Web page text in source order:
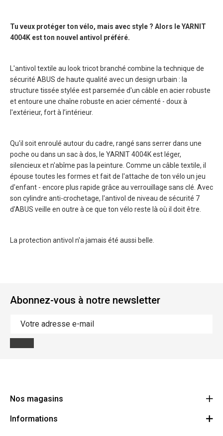
Tu veux protéger ton vélo, mais avec style ? Alors le YARNIT
4004K est ton nouvel antivol préféré.
L'antivol textile au look tricot branché combine la technique de
sécurité ABUS de haute qualité avec un design urbain : la
structure tissée stylée est parsemée d'un câble en acier robuste
et entoure une chaîne robuste en acier cémenté - doux à
l'extérieur, fort à l’intérieur.
Qu'il soit enroulé autour du cadre, rangé sans serrer dans une
poche ou dans un sac à dos, le YARNIT 4004K est léger,
silencieux et n'abîme pas la peinture. Comme un câble textile, il
épouse toutes les formes et fait de l'attache de ton vélo un jeu
d'enfant - encore plus rapide grâce au verrouillage sans clé. Avec
son cylindre anti-crochetage, l'antivol de niveau de sécurité 7
d'ABUS veille en outre à ce que ton vélo reste là où il doit être.
La protection antivol n'a jamais été aussi belle.
Abonnez-vous à notre newsletter
Nos magasins
Cycles Arnold Kontz Gare / Bonnevoie
Informations